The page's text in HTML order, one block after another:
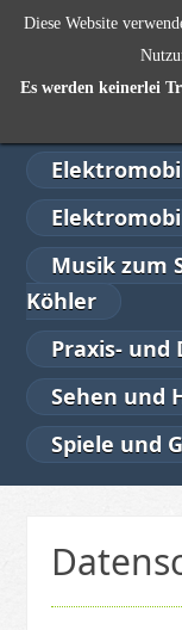
Musik zum
Köhler
Praxis-
Sehen und
Spiele und
Diese Website
Es werden keinerlei